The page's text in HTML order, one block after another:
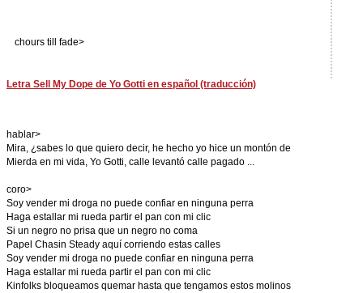
chours till fade>
Letra Sell My Dope de Yo Gotti en español (traducción)
hablar>
Mira, ¿sabes lo que quiero decir, he hecho yo hice un montón de
Mierda en mi vida, Yo Gotti, calle levantó calle pagado ...
coro>
Soy vender mi droga no puede confiar en ninguna perra
Haga estallar mi rueda partir el pan con mi clic
Si un negro no prisa que un negro no coma
Papel Chasin Steady aquí corriendo estas calles
Soy vender mi droga no puede confiar en ninguna perra
Haga estallar mi rueda partir el pan con mi clic
Kinfolks bloqueamos quemar hasta que tengamos estos molinos